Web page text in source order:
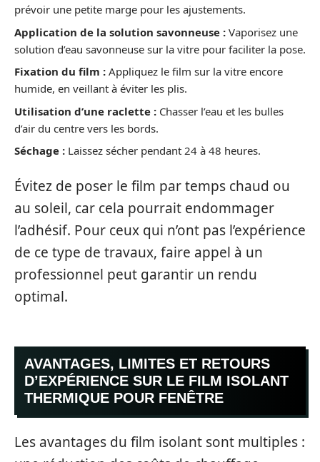
prévoir une petite marge pour les ajustements.
Application de la solution savonneuse : Vaporisez une
solution d’eau savonneuse sur la vitre pour faciliter la pose.
Fixation du film : Appliquez le film sur la vitre encore
humide, en veillant à éviter les plis.
Utilisation d’une raclette : Chasser l’eau et les bulles
d’air du centre vers les bords.
Séchage : Laissez sécher pendant 24 à 48 heures.
Évitez de poser le film par temps chaud ou
au soleil, car cela pourrait endommager
l’adhésif. Pour ceux qui n’ont pas l’expérience
de ce type de travaux, faire appel à un
professionnel peut garantir un rendu
optimal.
AVANTAGES, LIMITES ET RETOURS
D’EXPÉRIENCE SUR LE FILM ISOLANT
THERMIQUE POUR FENÊTRE
Les avantages du film isolant sont multiples :